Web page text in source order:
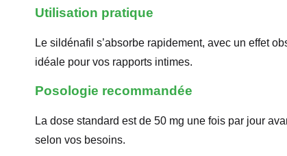
Utilisation pratique
Le sildénafil s’absorbe rapidement, avec un effet
idéale pour vos rapports intimes.
Posologie recommandée
La dose standard est de 50 mg une fois par jour
selon vos besoins.